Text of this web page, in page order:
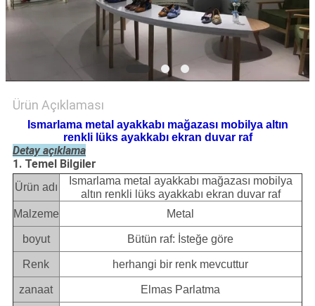
Ürün Açıklaması
Ismarlama metal ayakkabı mağazası mobilya altın
renkli lüks ayakkabı ekran duvar raf
Detay açıklama
1. Temel Bilgiler
Ürün adı
Ismarlama metal ayakkabı mağazası mobilya
altın renkli lüks ayakkabı ekran duvar raf
Malzeme
Metal
boyut Bütün raf: İsteğe göre
Renk herhangi bir renk mevcuttur
zanaat Elmas Parlatma